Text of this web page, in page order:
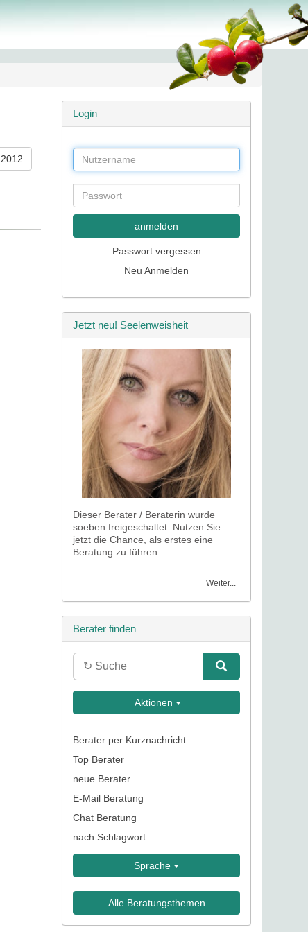
2012
Login
anmelden
Passwort vergessen
Neu Anmelden
Jetzt neu! Seelenweisheit
Dieser Berater / Beraterin wurde
soeben freigeschaltet. Nutzen Sie
jetzt die Chance, als erstes eine
Beratung zu führen ...
Weiter...
Berater finden
Aktionen
Berater per Kurznachricht
Top Berater
neue Berater
E-Mail Beratung
Chat Beratung
nach Schlagwort
Sprache
Alle Beratungsthemen